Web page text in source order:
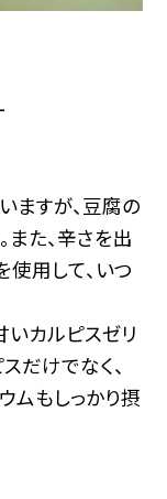
ますが、豆腐の
また、辛さを出
使用して、いつ
いカルピスゼリ
だけでなく、
ムもしっかり摂